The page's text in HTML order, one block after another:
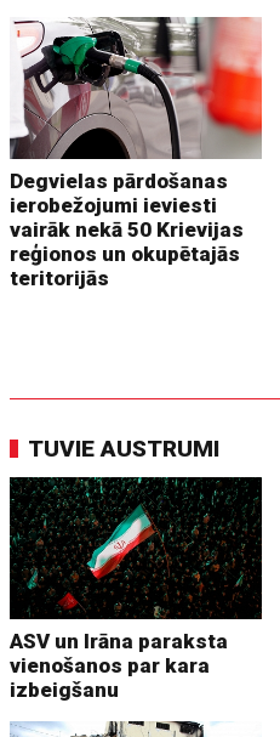
Degvielas pārdošanas
ierobežojumi ieviesti
vairāk nekā 50 Krievijas
reģionos un okupētajās
teritorijās
TUVIE AUSTRUMI
ASV un Irāna paraksta
vienošanos par kara
izbeigšanu